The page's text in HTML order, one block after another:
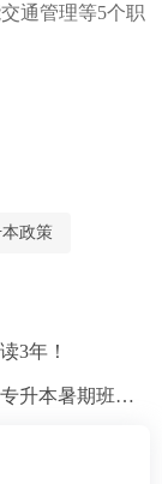
通管理等5个职
政策
3年！
让我们赢在暑假！好老师升学帮专升本暑期班名额抢占中！！！